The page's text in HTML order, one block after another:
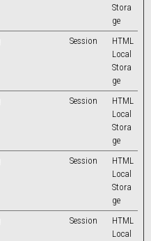
Stora
ge
Session
HTML
Local
Stora
ge
Session
HTML
Local
Stora
ge
Session
HTML
Local
Stora
ge
Session
HTML
Local